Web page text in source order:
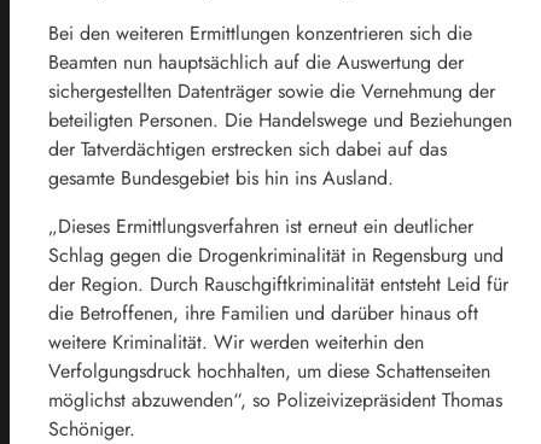
Bei den weiteren Ermittlungen konzentrieren sich die
Beamten nun hauptsächlich auf die Auswertung der
sichergestellten Datenträger sowie die Vernehmung der
beteiligten Personen. Die Handelswege und Beziehungen
der Tatverdächtigen erstrecken sich dabei auf das
gesamte Bundesgebiet bis hin ins Ausland.
„Dieses Ermittlungsverfahren ist erneut ein deutlicher
Schlag gegen die Drogenkriminalität in Regensburg und
der Region. Durch Rauschgiftkriminalität entsteht Leid für
die Betroffenen, ihre Familien und darüber hinaus oft
weitere Kriminalität. Wir werden weiterhin den
Verfolgungsdruck hochhalten, um diese Schattenseiten
möglichst abzuwenden“, so Polizeivizepräsident Thomas
Schöniger.